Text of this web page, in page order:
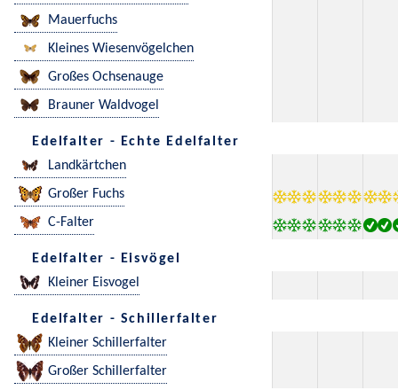
Mauerfuchs
Kleines Wiesenvögelchen
Großes Ochsenauge
Brauner Waldvogel
Edelfalter - Echte Edelfalter
Landkärtchen
Großer Fuchs
C-Falter
Edelfalter - Eisvögel
Kleiner Eisvogel
Edelfalter - Schillerfalter
Kleiner Schillerfalter
Großer Schillerfalter